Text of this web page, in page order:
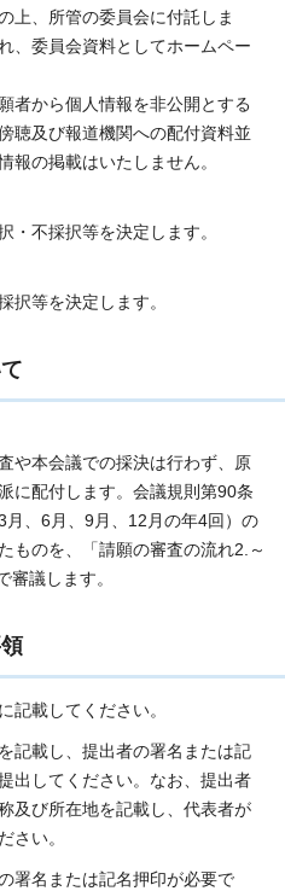
上、所管の委員会に付託しま
、委員会資料としてホームペー
者から個人情報を非公開とする
聴及び報道機関への配付資料並
報の掲載はいたしません。
・不採択等を決定します。
択等を決定します。
や本会議での採決は行わず、原
に配付します。会議規則第90条
月、6月、9月、12月の年4回）の
ものを、「請願の審査の流れ2.～
審議します。
記載してください。
記載し、提出者の署名または記
出してください。なお、提出者
及び所在地を記載し、代表者が
さい。
署名または記名押印が必要で